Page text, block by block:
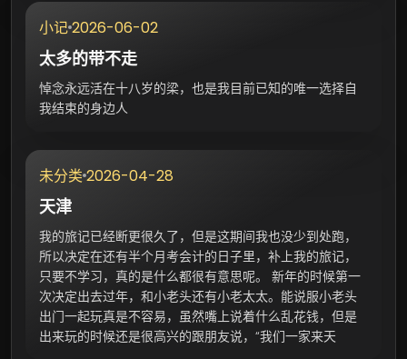
小记2026-06-02
太多的带不走
悼念永远活在十八岁的梁，也是我目前已知的唯一选择自
我结束的身边人
未分类2026-04-28
天津
我的旅记已经断更很久了，但是这期间我也没少到处跑，
所以决定在还有半个月考会计的日子里，补上我的旅记，
只要不学习，真的是什么都很有意思呢。 新年的时候第一
次决定出去过年，和小老头还有小老太太。能说服小老头
出门一起玩真是不容易，虽然嘴上说着什么乱花钱，但是
出来玩的时候还是很高兴的跟朋友说，“我们一家来天